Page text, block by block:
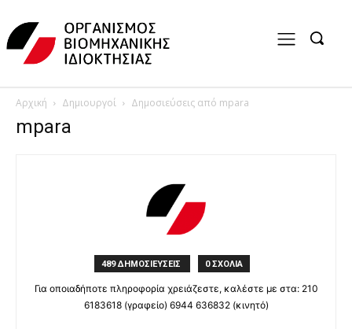
Αρχική Δημιουργοί Δημοσιεύσεις από mpara
mpara
489 ΔΗΜΟΣΙΕΥΣΕΙΣ 0 ΣΧΟΛΙΑ
Για οποιαδήποτε πληροφορία χρειάζεστε, καλέστε με στα: 210
6183618 (γραφείο) 6944 636832 (κινητό)